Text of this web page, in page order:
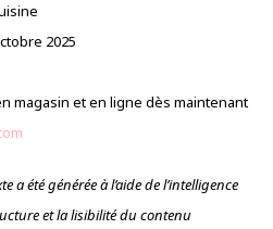
2025
magasin et en ligne dès maintenant
a été générée à l’aide de l’intelligence
et la lisibilité du contenu